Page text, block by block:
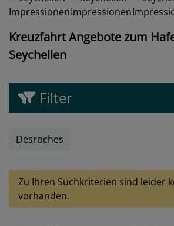
Kreuzfahrt Angebote zum
Seychellen
Filter
Desroches
Zu Ihren Suchkriterien sind leider
vorhanden.